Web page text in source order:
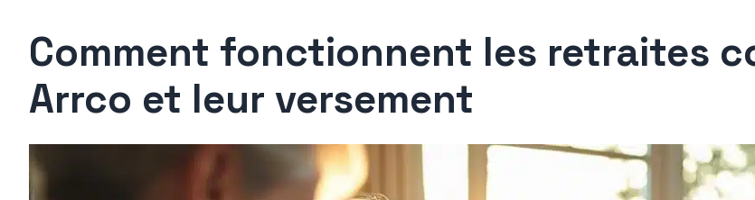
Comment fonctionnent les retraites
Arrco et leur versement